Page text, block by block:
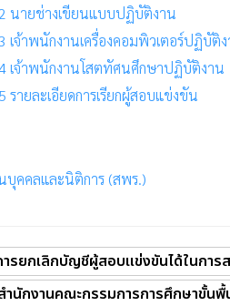
นายช่างเขียนแบบปฏิบัติงาน
เจ้าพนักงานเครื่องคอมพิวเตอร์ปฏิบัติ
เจ้าพนักงานโสตทัศนศึกษาปฏิบัติงาน
ายละเอียดการเรียกผู้สอบแข่งขัน
คคลและนิติการ (สพร.)
รยกเลิกบัญชีผู้สอบแข่งขันได้ในการ
นักงานคณะกรรมการการศึกษาขั้นพื้